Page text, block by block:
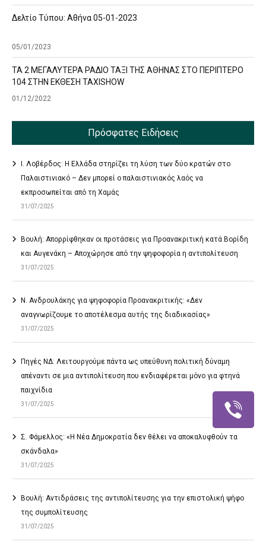
Δελτίο Τύπου: Αθήνα 05-01-2023
05/01/2023
ΤΑ 2 ΜΕΓΑΛΥΤΕΡΑ ΡΑΔΙΟ ΤΑΞΙ ΤΗΣ ΑΘΗΝΑΣ ΣΤΟ ΠΕΡΙΠΤΕΡΟ
104 ΣΤΗΝ ΕΚΘΕΣΗ TAXISHOW
01/12/2022
Πρόσφατες Ειδήσεις
Ι. Λοβέρδος: Η Ελλάδα στηρίζει τη λύση των δύο κρατών στο
Παλαιστινιακό – Δεν μπορεί ο παλαιστινιακός λαός να
εκπροσωπείται από τη Χαμάς
31/07/2025
Βουλή: Απορρίφθηκαν οι προτάσεις για Προανακριτική κατά Βορίδη
και Αυγενάκη – Αποχώρησε από την ψηφοφορία η αντιπολίτευση
31/07/2025
Ν. Ανδρουλάκης για ψηφοφορία Προανακριτικής: «Δεν
αναγνωρίζουμε το αποτέλεσμα αυτής της διαδικασίας»
31/07/2025
Πηγές ΝΔ: Λειτουργούμε πάντα ως υπεύθυνη πολιτική δύναμη
απέναντι σε μια αντιπολίτευση που ενδιαφέρεται μόνο για φτηνά
παιχνίδια
31/07/2025
Σ. Φάμελλος: «Η Νέα Δημοκρατία δεν θέλει να αποκαλυφθούν τα
σκάνδαλα»
31/07/2025
Βουλή: Αντιδράσεις της αντιπολίτευσης για την επιστολική ψήφο
της συμπολίτευσης
31/07/2025